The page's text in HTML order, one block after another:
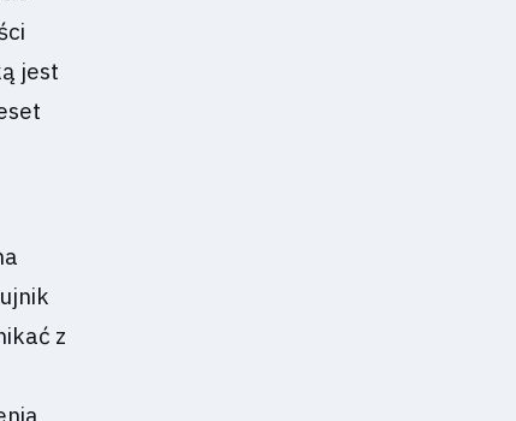
jest
z